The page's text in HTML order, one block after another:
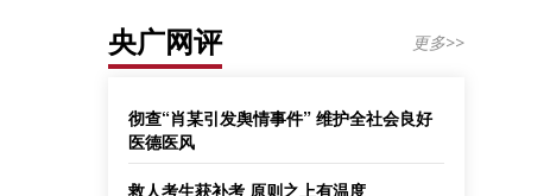
央广网评 更多>>
彻查“肖某引发舆情事件” 维护全社会良好
医德医风
救人考生获补考 原则之上有温度